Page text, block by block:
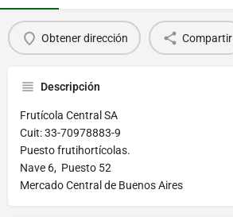
Obtener dirección Compartir
Descripción
Frutícola Central SA
Cuit: 33-70978883-9
Puesto frutihortícolas.
Nave 6, Puesto 52
Mercado Central de Buenos Aires